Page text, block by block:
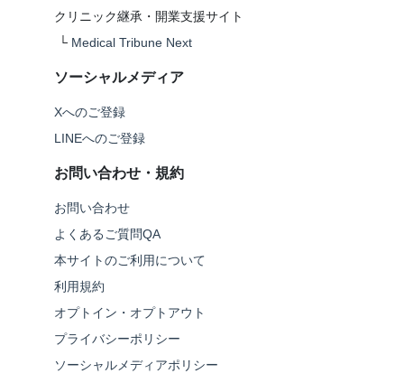
クリニック継承・開業支援サイト
└ Medical Tribune Next
ソーシャルメディア
Xへのご登録
LINEへのご登録
お問い合わせ・規約
お問い合わせ
よくあるご質問QA
本サイトのご利用について
利用規約
オプトイン・オプトアウト
プライバシーポリシー
ソーシャルメディアポリシー